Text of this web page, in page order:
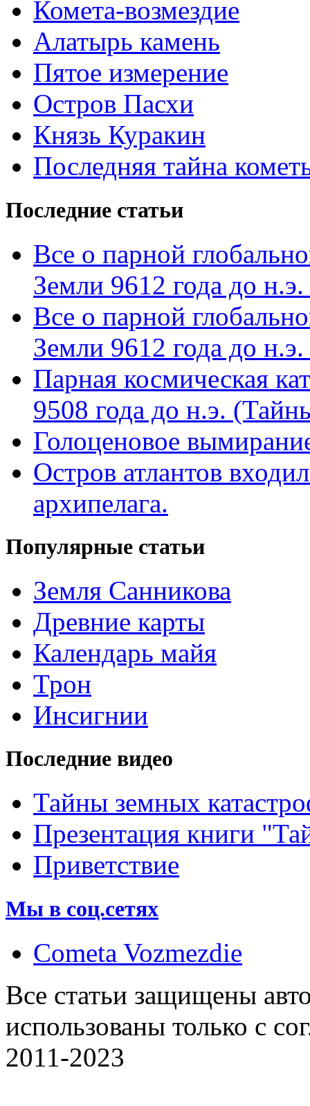
Комета-возмездие
Алатырь камень
Пятое измерение
Остров Пасхи
Князь Куракин
Последняя тайна
Последние статьи
Все о парной
Земли 9612 года до
Все о парной
Земли 9612 года до
Парная космическая
9508 года до н.э.
Голоценовое
Остров атлантов
архипелага.
Популярные статьи
Земля Санникова
Древние карты
Календарь майя
Трон
Инсигнии
Последние видео
Тайны земных
Презентация книги
Приветствие
Мы в соц.сетях
Cometa Vozmezdie
Все статьи защищены
использованы только с
2011-2023